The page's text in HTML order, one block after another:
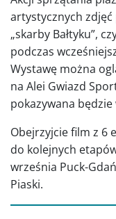
artystycznych
„skarby Bałtyku”,
podczas
Wystawę można
na Alei Gwiazd
pokazywana będzie
Obejrzyjcie film z 6
do kolejnych
września Puck-
Piaski.